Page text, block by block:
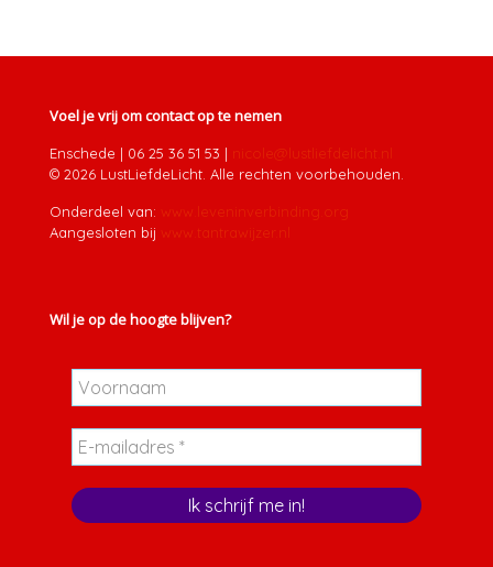
Voel je vrij om contact op te nemen
Enschede | 06 25 36 51 53 | nicole@lustliefdelicht.nl
© 2026 LustLiefdeLicht. Alle rechten voorbehouden.
Onderdeel van: www.leveninverbinding.org
Aangesloten bij www.tantrawijzer.nl
Wil je op de hoogte blijven?